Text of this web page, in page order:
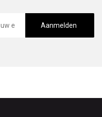
Aanmelden